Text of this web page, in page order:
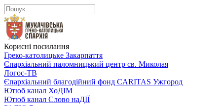
Корисні посилання
Греко-католицьке Закарпаття
Єпархіальний паломницький центр св. Миколая
Логос-ТВ
Єпархіальний благодійний фонд CARITAS Ужгород
Ютюб канал ХоДІМ
Ютюб канал Слово наДІЇ